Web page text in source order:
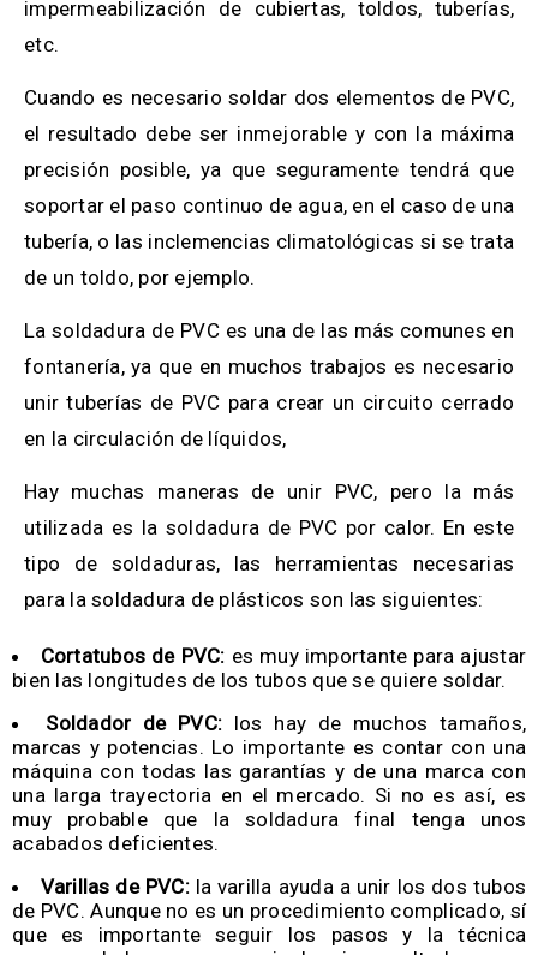
impermeabilización de cubiertas, toldos, tuberías,
etc.
Cuando es necesario soldar dos elementos de PVC,
el resultado debe ser inmejorable y con la máxima
precisión posible, ya que seguramente tendrá que
soportar el paso continuo de agua, en el caso de una
tubería, o las inclemencias climatológicas si se trata
de un toldo, por ejemplo.
La soldadura de PVC es una de las más comunes en
fontanería, ya que en muchos trabajos es necesario
unir tuberías de PVC para crear un circuito cerrado
en la circulación de líquidos,
Hay muchas maneras de unir PVC, pero la más
utilizada es la soldadura de PVC por calor. En este
tipo de soldaduras, las herramientas necesarias
para la soldadura de plásticos son las siguientes:
Cortatubos de PVC: es muy importante para ajustar
bien las longitudes de los tubos que se quiere soldar.
Soldador de PVC: los hay de muchos tamaños,
marcas y potencias. Lo importante es contar con una
máquina con todas las garantías y de una marca con
una larga trayectoria en el mercado. Si no es así, es
muy probable que la soldadura final tenga unos
acabados deficientes.
Varillas de PVC:la varilla ayuda a unir los dos tubos
de PVC. Aunque no es un procedimiento complicado, sí
que es importante seguir los pasos y la técnica